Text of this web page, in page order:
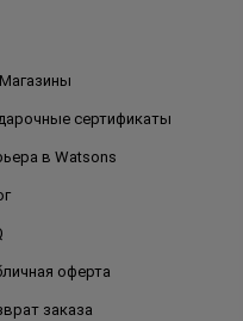
Магазины
сертификаты
в Watsons
оферта
заказа